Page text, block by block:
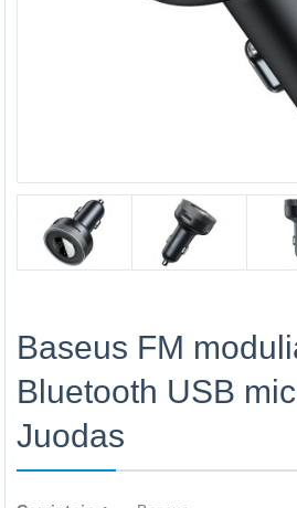
Baseus FM
Bluetooth USB
Juodas